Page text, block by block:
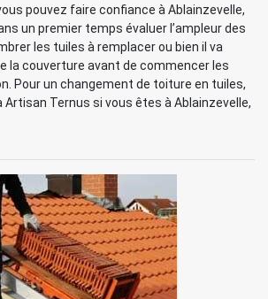
pouvez faire confiance à Ablainzevelle,
un premier temps évaluer l’ampleur des
les tuiles à remplacer ou bien il va
la couverture avant de commencer les
Pour un changement de toiture en tuiles,
Ternus si vous êtes à Ablainzevelle,